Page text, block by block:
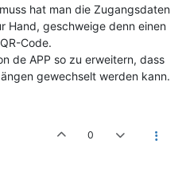
hat man die Zugangsdaten
Hand, geschweige denn einen
Code.
de APP so zu erweitern, dass
gewechselt werden kann.
0